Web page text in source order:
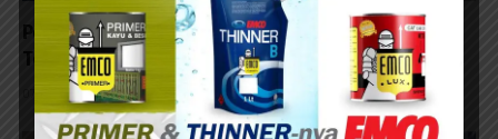
Pembangunan RTLH TMMD ke-129 di Lumajang
Terus Berlanjut
07/08/2026 - 13:23